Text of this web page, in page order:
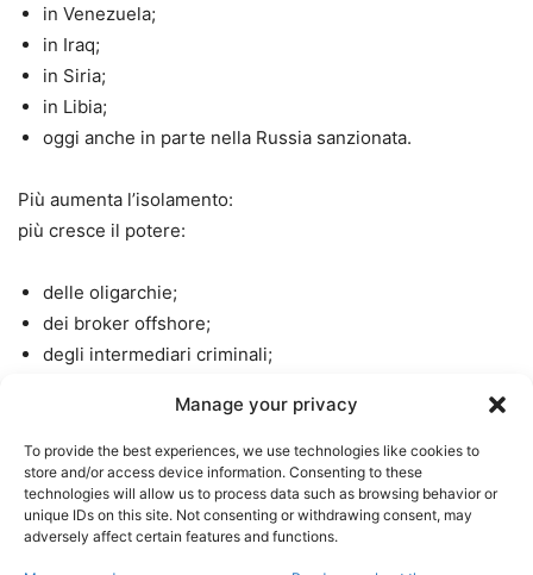
Manage your privacy
To provide the best experiences, we use technologies like cookies to
store and/or access device information. Consenting to these
technologies will allow us to process data such as browsing behavior or
unique IDs on this site. Not consenting or withdrawing consent, may
adversely affect certain features and functions.
in Venezuela;
in Iraq;
in Siria;
in Libia;
oggi anche in parte nella Russia sanzionata.
Più aumenta l’isolamento:
più cresce il potere:
delle oligarchie;
dei broker offshore;
degli intermediari criminali;
delle reti di riciclaggio.